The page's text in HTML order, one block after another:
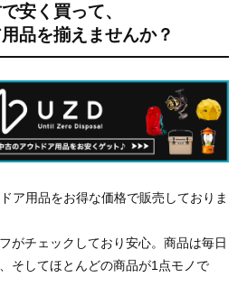
安く買って、
品を揃えませんか？
ア用品をお得な価格で販売しておりま
がチェックしており安心。商品は毎日
そしてほとんどの商品が1点モノで